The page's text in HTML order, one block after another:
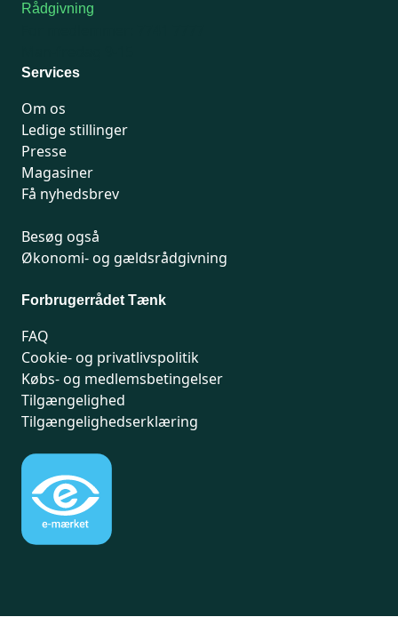
Rådgivning
Services
Om os
Ledige stillinger
Presse
Magasiner
Få nyhedsbrev
Besøg også
Økonomi- og gældsrådgivning
Forbrugerrådet Tænk
FAQ
Cookie- og privatlivspolitik
Købs- og medlemsbetingelser
Tilgængelighed
Tilgængelighedserklæring